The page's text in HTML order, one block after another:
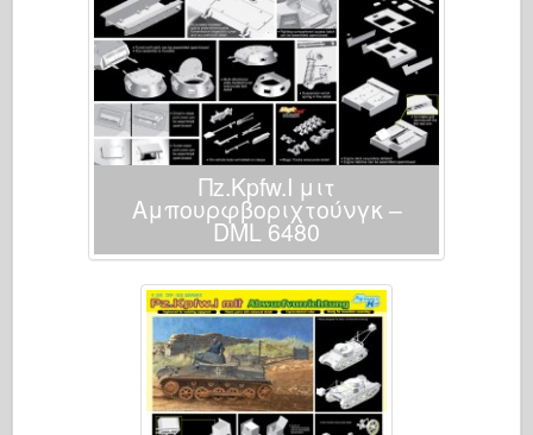
Πz.Kpfw.I μιτ
Αμπουρφβοριχτούνγκ –
DML 6480